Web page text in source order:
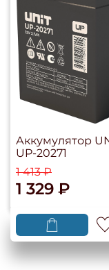
Аккумулятор
UP-20271
1 413 ₽
1 329 ₽